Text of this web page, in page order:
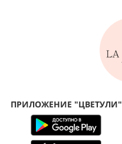
ПРИЛОЖЕНИЕ "ЦВЕТУЛИ"